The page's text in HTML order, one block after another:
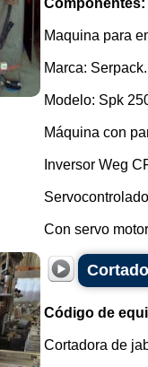
Componentes:
Maquina para
Marca: Serpack.
Modelo: Spk
Máquina con
Inversor Weg
Con servo
Código de
Cortadora de